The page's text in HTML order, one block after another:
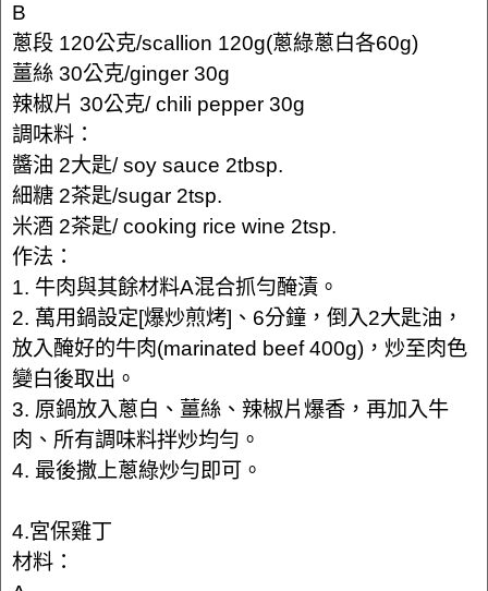
B
蔥段 120公克/scallion 120g(蔥綠蔥白各60g)
薑絲 30公克/ginger 30g
辣椒片 30公克/ chili pepper 30g
調味料：
醬油 2大匙/ soy sauce 2tbsp.
細糖 2茶匙/sugar 2tsp.
米酒 2茶匙/ cooking rice wine 2tsp.
作法：
1. 牛肉與其餘材料A混合抓勻醃漬。
2. 萬用鍋設定[爆炒煎烤]、6分鐘，倒入2大匙油，
放入醃好的牛肉(marinated beef 400g)，炒至肉色
變白後取出。
3. 原鍋放入蔥白、薑絲、辣椒片爆香，再加入牛
肉、所有調味料拌炒均勻。
4. 最後撒上蔥綠炒勻即可。
4.宮保雞丁
材料：